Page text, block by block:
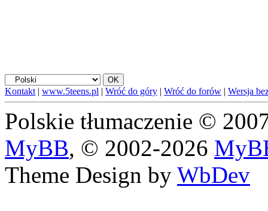
Kontakt | www.5teens.pl | Wróć do góry | Wróć do forów | Wersja
Polskie tłumaczenie ©
MyBB, © 2002-2026
Theme Design by WbDev